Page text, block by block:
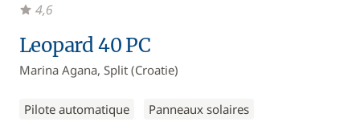
Leopard 40 PC
Marina Agana, Split (Croatie)
Pilote automatique Panneaux solaires
4,6